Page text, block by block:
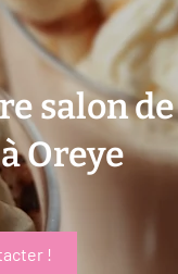
salon
Oreye
!